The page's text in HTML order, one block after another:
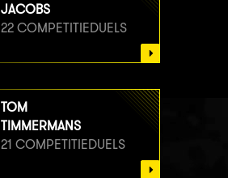
JACOBS
22 COMPETITIEDUELS
TOM
TIMMERMANS
21 COMPETITIEDUELS